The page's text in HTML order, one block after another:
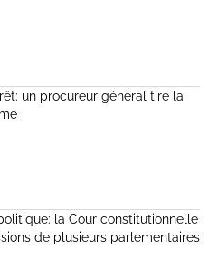
un procureur général tire la
la Cour constitutionnelle
de plusieurs parlementaires